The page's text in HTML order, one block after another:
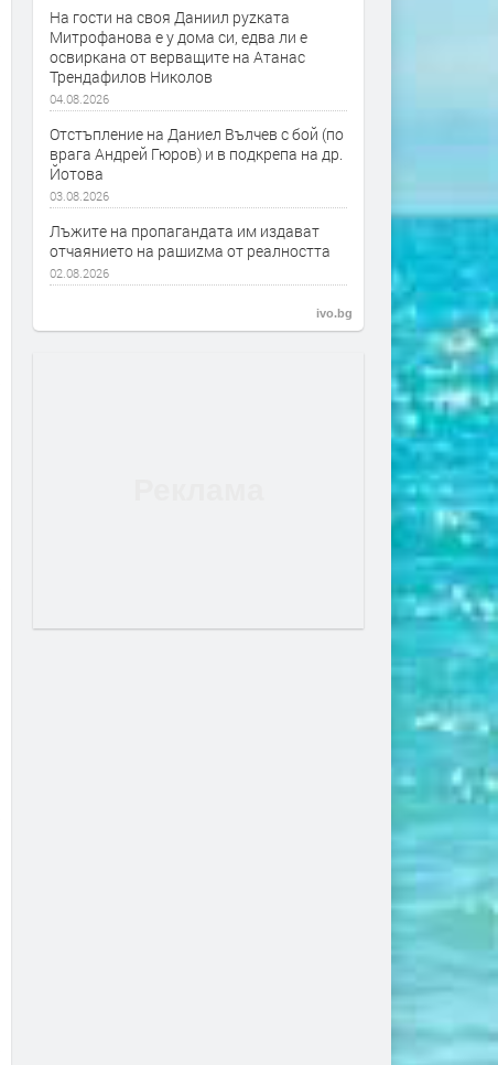
На гости на своя Даниил руzката
Митрофанова е у дома си, едва ли е
освиркана от верващите на Атанас
Трендафилов Николов
04.08.2026
Отстъпление на Даниел Вълчев с бой (по
врага Андрей Гюров) и в подкрепа на др.
Йотова
03.08.2026
Лъжите на пропагандата им издават
отчаянието на рашиzма от реалността
02.08.2026
ivo.bg